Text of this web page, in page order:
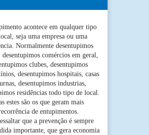
acontece em qualquer tipo
seja uma empresa ou uma
Normalmente desentupimos
desentupimos comércios em geral,
clubes, desentupimos
desentupimos hospitais, casas
desentupimos industrias,
residências todo tipo de local.
estes são os que geram mais
de entupimentos.
que a prevenção é sempre
importante, que gera economia